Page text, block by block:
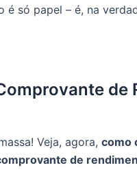
só papel – é, na
de
Veja, agora, como
de